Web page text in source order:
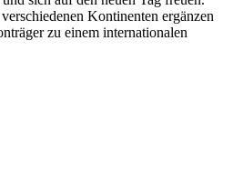
Kontinenten ergänzen
zu einem internationalen